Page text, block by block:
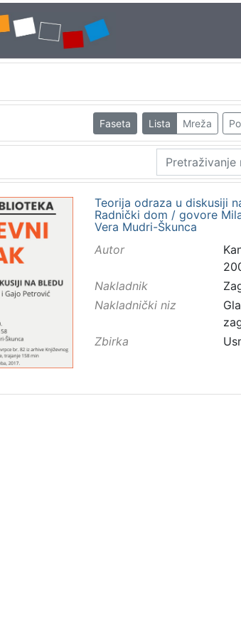
Faseta Lista Mreža
Teorija odraza u diskusiji
Radnički dom / govore
Vera Mudri-Škunca
Autor
Nakladnik
Nakladnički niz
Zbirka